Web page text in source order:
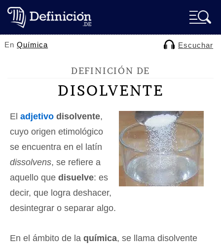
EnQuímica Escuchar
DEFINICIÓN DE
DISOLVENTE
El adjetivo disolvente,
cuyo origen etimológico
se encuentra en el latín
dissolvens, se refiere a
aquello que disuelve: es
decir, que logra deshacer,
desintegrar o separar algo.
En el ámbito de la química, se llama disolvente